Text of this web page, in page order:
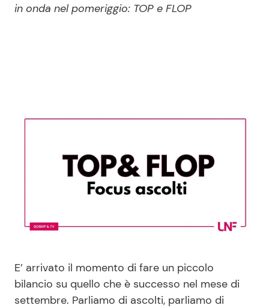
Soap Opera
News Musica
News Spettacolo
Casa
Mondo Mamma
Cucina e Ricette
Consigli di Cucina
Le Ricette in TV
in onda nel pomeriggio: TOP e FLOP
E’ arrivato il momento di fare un piccolo
bilancio su quello che è successo nel mese di
settembre. Parliamo di ascolti, parliamo di